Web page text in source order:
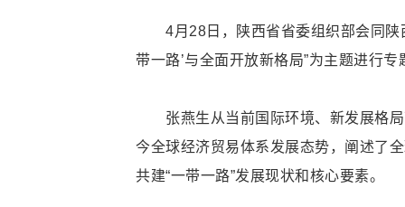
4月28日，陕西省省委组织部会同陕西
带一路’与全面开放新格局”为主题进行专
张燕生从当前国际环境、新发展格局
今全球经济贸易体系发展态势，阐述了
共建“一带一路”发展现状和核心要素。